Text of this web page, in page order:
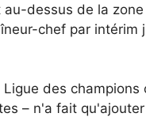
dessus de la
chef par
des
– n'a fait